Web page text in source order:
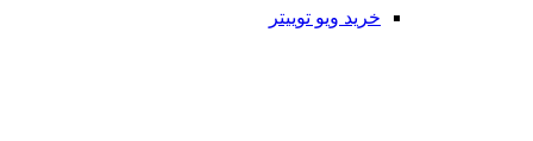
خرید ویو توییتر